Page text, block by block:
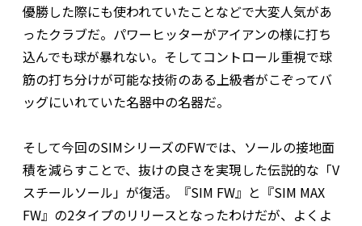
優勝した際にも使われていたことなどで大変人気があ
ったクラブだ。パワーヒッターがアイアンの様に打ち
込んでも球が暴れない。そしてコントロール重視で球
筋の打ち分けが可能な技術のある上級者がこぞってバ
ッグにいれていた名器中の名器だ。
そして今回のSIMシリーズのFWでは、ソールの接地面
積を減らすことで、抜けの良さを実現した伝説的な「V
スチールソール」が復活。『SIM FW』と『SIM MAX
FW』の2タイプのリリースとなったわけだが、よくよ